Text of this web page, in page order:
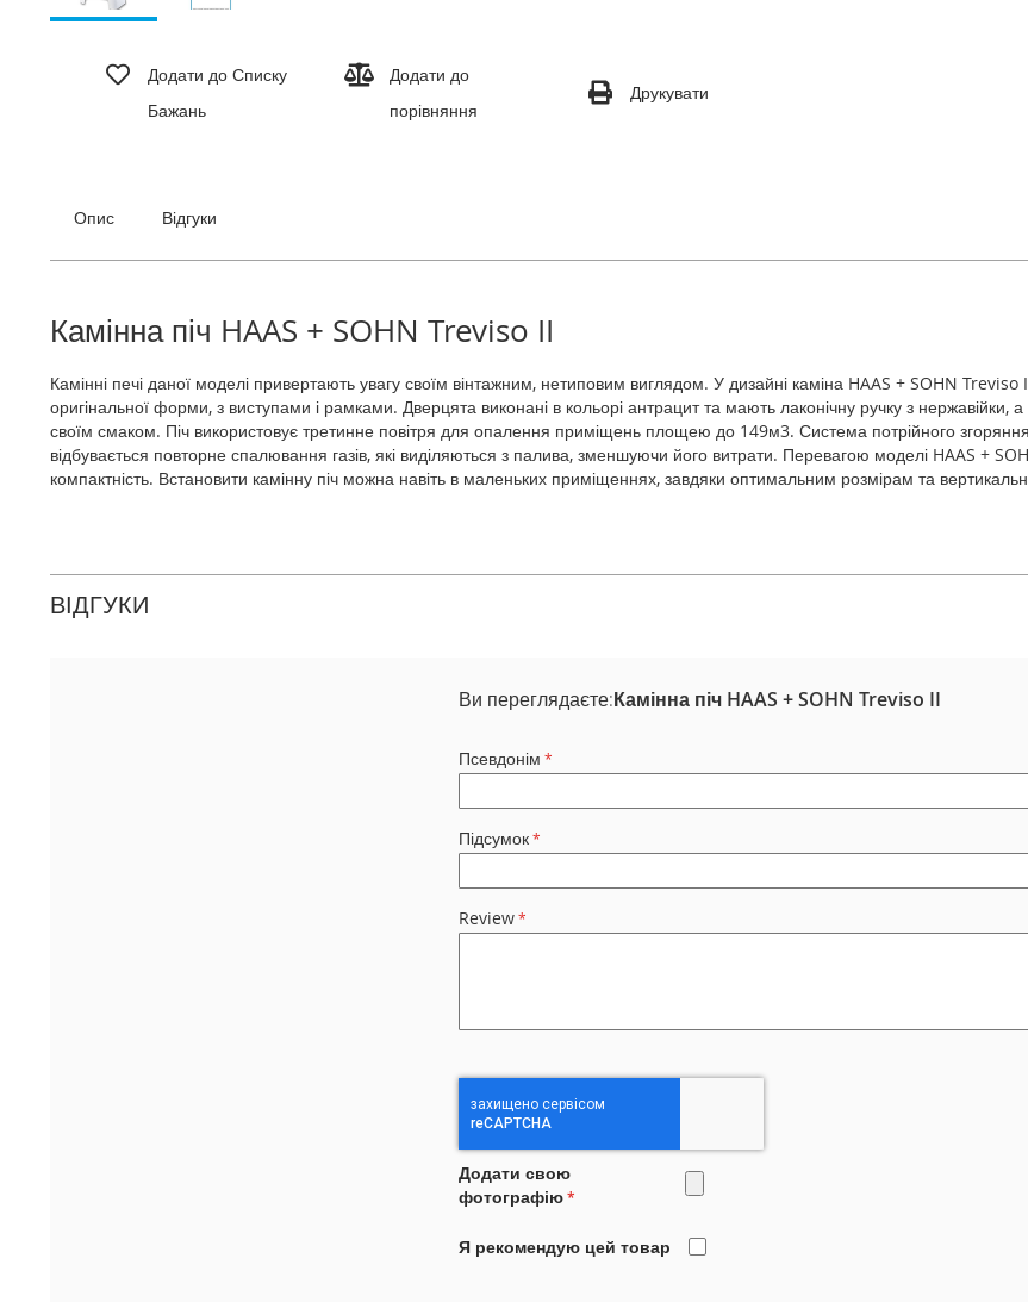
Додати до Списку
Бажань
Додати до
порівняння
Друкувати
Опис Відгуки
Камінна піч HAAS + SOHN Treviso II
Камінні печі даної моделі привертають увагу своїм вінтажним, нетиповим виглядом. У дизайні каміна HAAS + SOHN
оригінальної форми, з виступами і рамками. Дверцята виконані в кольорі антрацит та мають лаконічну ручку з
своїм смаком. Піч використовує третинне повітря для опалення приміщень площею до 149м3. Система потрійного
відбувається повторне спалювання газів, які виділяються з палива, зменшуючи його витрати. Перевагою моделі HAAS +
компактність. Встановити камінну піч можна навіть в маленьких приміщеннях, завдяки оптимальним розмірам та
ВІДГУКИ
Ви переглядаєте:Камінна піч HAAS + SOHN Treviso II
Псевдонім
Підсумок
Review
Додати свою
фотографію
Я рекомендую цей товар